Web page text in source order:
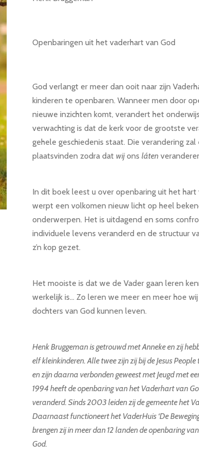
Openbaringen uit het vaderhart van God
God verlangt er meer dan ooit naar zijn
kinderen te openbaren. Wanneer men door
nieuwe inzichten komt, verandert het
verwachting is dat de kerk voor de grootste
gehele geschiedenis staat. Die verandering
plaatsvinden zodra dat wij ons láten
In dit boek leest u over openbaring uit het hart
werpt een volkomen nieuw licht op heel
onderwerpen. Het is uitdagend en soms
individuele levens veranderd en de structuur
z’n kop gezet.
Het mooiste is dat we de Vader gaan leren
werkelijk is… Zo leren we meer en meer hoe
dochters van God kunnen leven.
Henk Bruggeman is getrouwd met Anneke en zij
elf kleinkinderen.Alle twee zijn zij bij de Jesus
en zijn daarna verbonden geweest met Jeugd met
1994 heeft de openbaring van het Vaderhart van
veranderd. Sinds 2003 leiden zij de gemeente het
Daarnaast functioneert het VaderHuis ‘De
brengen zij in meer dan 12 landen de openbaring
God.